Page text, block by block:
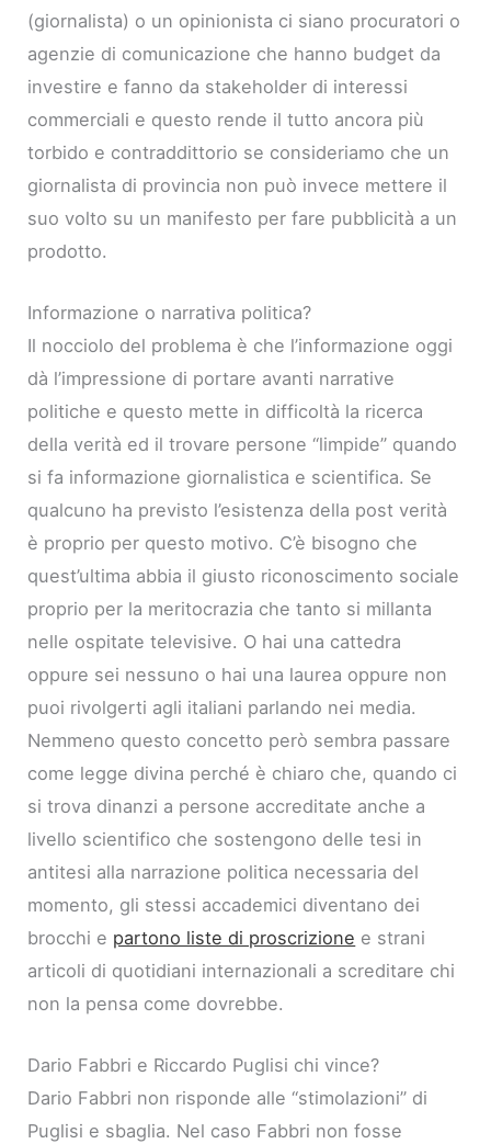
(giornalista) o un opinionista ci siano procuratori o
agenzie di comunicazione che hanno budget da
investire e fanno da stakeholder di interessi
commerciali e questo rende il tutto ancora più
torbido e contraddittorio se consideriamo che un
giornalista di provincia non può invece mettere il
suo volto su un manifesto per fare pubblicità a un
prodotto.
Informazione o narrativa politica?
Il nocciolo del problema è che l’informazione oggi
dà l’impressione di portare avanti narrative
politiche e questo mette in difficoltà la ricerca
della verità ed il trovare persone “limpide” quando
si fa informazione giornalistica e scientifica. Se
qualcuno ha previsto l’esistenza della post verità
è proprio per questo motivo. C’è bisogno che
quest’ultima abbia il giusto riconoscimento sociale
proprio per la meritocrazia che tanto si millanta
nelle ospitate televisive. O hai una cattedra
oppure sei nessuno o hai una laurea oppure non
puoi rivolgerti agli italiani parlando nei media.
Nemmeno questo concetto però sembra passare
come legge divina perché è chiaro che, quando ci
si trova dinanzi a persone accreditate anche a
livello scientifico che sostengono delle tesi in
antitesi alla narrazione politica necessaria del
momento, gli stessi accademici diventano dei
brocchi e partono liste di proscrizione e strani
articoli di quotidiani internazionali a screditare chi
non la pensa come dovrebbe.
Dario Fabbri e Riccardo Puglisi chi vince?
Dario Fabbri non risponde alle “stimolazioni” di
Puglisi e sbaglia. Nel caso Fabbri non fosse